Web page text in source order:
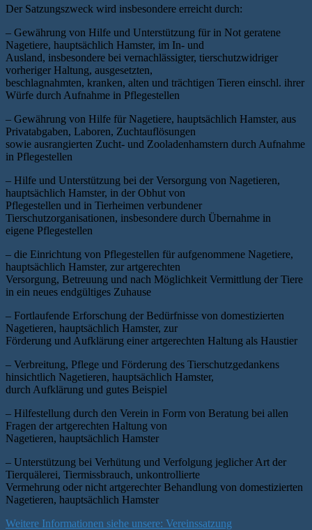
Der Satzungszweck wird insbesondere erreicht durch:
– Gewährung von Hilfe und Unterstützung für in Not geratene
Nagetiere, hauptsächlich Hamster, im In- und
Ausland, insbesondere bei vernachlässigter, tierschutzwidriger
vorheriger Haltung, ausgesetzten,
beschlagnahmten, kranken, alten und trächtigen Tieren einschl. ihrer
Würfe durch Aufnahme in Pflegestellen
– Gewährung von Hilfe für Nagetiere, hauptsächlich Hamster, aus
Privatabgaben, Laboren, Zuchtauflösungen
sowie ausrangierten Zucht- und Zooladenhamstern durch Aufnahme
in Pflegestellen
– Hilfe und Unterstützung bei der Versorgung von Nagetieren,
hauptsächlich Hamster, in der Obhut von
Pflegestellen und in Tierheimen verbundener
Tierschutzorganisationen, insbesondere durch Übernahme in
eigene Pflegestellen
– die Einrichtung von Pflegestellen für aufgenommene Nagetiere,
hauptsächlich Hamster, zur artgerechten
Versorgung, Betreuung und nach Möglichkeit Vermittlung der Tiere
in ein neues endgültiges Zuhause
– Fortlaufende Erforschung der Bedürfnisse von domestizierten
Nagetieren, hauptsächlich Hamster, zur
Förderung und Aufklärung einer artgerechten Haltung als Haustier
– Verbreitung, Pflege und Förderung des Tierschutzgedankens
hinsichtlich Nagetieren, hauptsächlich Hamster,
durch Aufklärung und gutes Beispiel
– Hilfestellung durch den Verein in Form von Beratung bei allen
Fragen der artgerechten Haltung von
Nagetieren, hauptsächlich Hamster
– Unterstützung bei Verhütung und Verfolgung jeglicher Art der
Tierquälerei, Tiermissbrauch, unkontrollierte
Vermehrung oder nicht artgerechter Behandlung von domestizierten
Nagetieren, hauptsächlich Hamster
Weitere Informationen siehe unsere: Vereinssatzung